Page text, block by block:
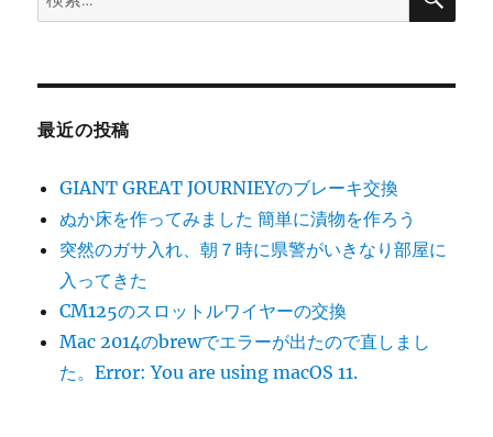
ー
ク
魚
索:
最近の投稿
GIANT GREAT JOURNIEYのブレーキ交換
ぬか床を作ってみました 簡単に漬物を作ろう
突然のガサ入れ、朝７時に県警がいきなり部屋に
入ってきた
CM125のスロットルワイヤーの交換
Mac 2014のbrewでエラーが出たので直しまし
た。Error: You are using macOS 11.